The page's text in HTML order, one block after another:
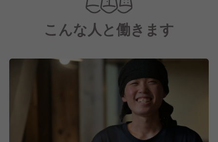
■創業者の強いリーダーシップのもと「お客様第一主
義」や「大家族主義」といった会社の考え方が従業員
店舗運営・オペレーション構築力を持つ企業へと成長
■2018年にかぶらやグループが、老舗のうな富士の事
業を継承し、両者の強みが掛け合わさる事で、うな富
士の他店舗展開に成功し、飲食業界では圧倒的に収益
性が高く、高成長を実現。
こんな人と働きます